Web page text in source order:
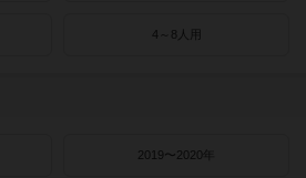
4～8人用
2019〜2020年